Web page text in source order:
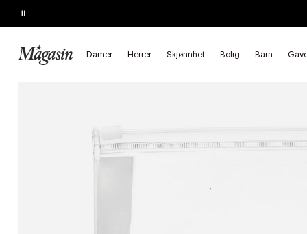
Pause
Damer Herrer Skjønnhet Bolig Barn
SLUTTER I KVELD
Forside Skjønnhet Herre Sett til Herre